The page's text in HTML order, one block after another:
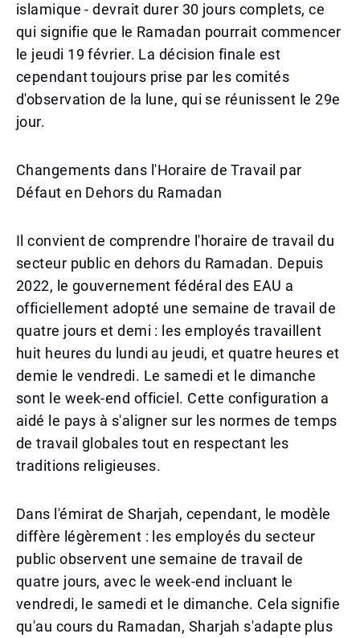
islamique - devrait durer 30 jours complets, ce
qui signifie que le Ramadan pourrait commencer
le jeudi 19 février. La décision finale est
cependant toujours prise par les comités
d'observation de la lune, qui se réunissent le 29e
jour.
Changements dans l'Horaire de Travail par
Défaut en Dehors du Ramadan
Il convient de comprendre l'horaire de travail du
secteur public en dehors du Ramadan. Depuis
2022, le gouvernement fédéral des EAU a
officiellement adopté une semaine de travail de
quatre jours et demi : les employés travaillent
huit heures du lundi au jeudi, et quatre heures et
demie le vendredi. Le samedi et le dimanche
sont le week-end officiel. Cette configuration a
aidé le pays à s'aligner sur les normes de temps
de travail globales tout en respectant les
traditions religieuses.
Dans l'émirat de Sharjah, cependant, le modèle
diffère légèrement : les employés du secteur
public observent une semaine de travail de
quatre jours, avec le week-end incluant le
vendredi, le samedi et le dimanche. Cela signifie
qu'au cours du Ramadan, Sharjah s'adapte plus